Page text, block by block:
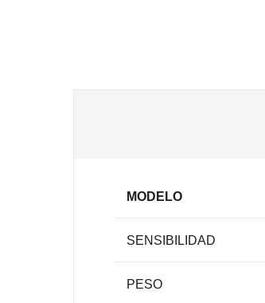
MODELO
SENSIBILIDAD
PESO